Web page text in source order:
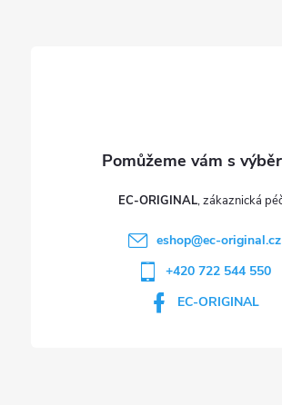
EC-ORIGINAL
eshop@ec-original.cz
+420 722 544 550
EC-ORIGINAL